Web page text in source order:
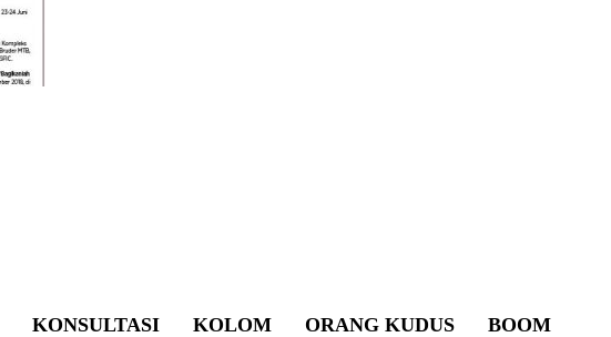
KONSULTASI KOLOM ORANG KUDUS
BOOM